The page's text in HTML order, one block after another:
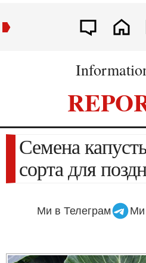
Семена капусты: лучшие
сорта для
Ми в Телеграм